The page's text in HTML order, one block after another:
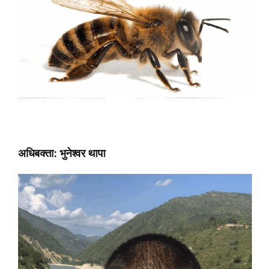
अधिबक्ता: भुनेश्वर थापा